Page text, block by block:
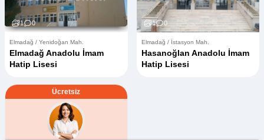
1 0
Elmadağ / Yenidoğan Mah.
Elmadağ Anadolu İmam
Hatip Lisesi
1 0
Elmadağ / İstasyon Mah.
Hasanoğlan Anadolu İmam
Hatip Lisesi
Ücretsiz